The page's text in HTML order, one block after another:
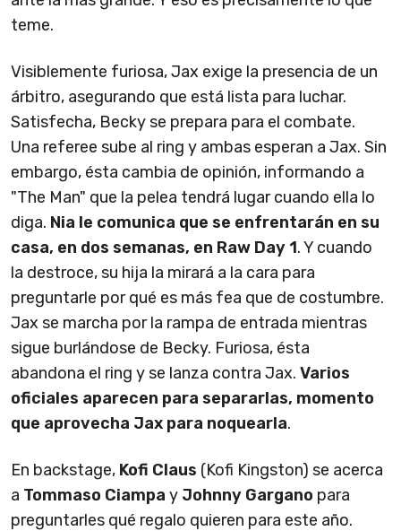
teme.
Visiblemente furiosa, Jax exige la presencia de un
árbitro, asegurando que está lista para luchar.
Satisfecha, Becky se prepara para el combate.
Una referee sube al ring y ambas esperan a Jax. Sin
embargo, ésta cambia de opinión, informando a
"The Man" que la pelea tendrá lugar cuando ella lo
diga. Nia le comunica que se enfrentarán en su
casa, en dos semanas, en Raw Day 1. Y cuando
la destroce, su hija la mirará a la cara para
preguntarle por qué es más fea que de costumbre.
Jax se marcha por la rampa de entrada mientras
sigue burlándose de Becky. Furiosa, ésta
abandona el ring y se lanza contra Jax. Varios
oficiales aparecen para separarlas, momento
que aprovecha Jax para noquearla.
En backstage, Kofi Claus (Kofi Kingston) se acerca
a Tommaso Ciampa y Johnny Gargano para
preguntarles qué regalo quieren para este año.